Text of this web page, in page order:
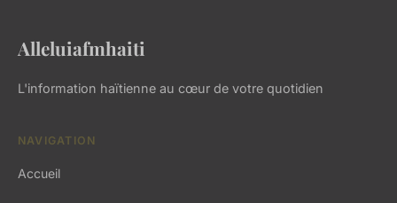
Alleluiafmhaiti
L'information haïtienne au cœur de votre quotidien
NAVIGATION
Accueil